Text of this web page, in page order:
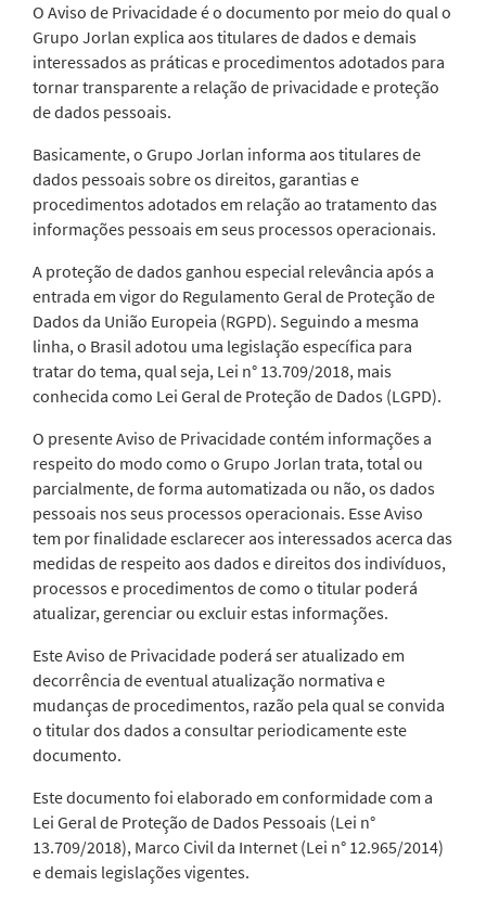
O Aviso de Privacidade é o documento por meio do qual o
Grupo Jorlan explica aos titulares de dados e demais
interessados as práticas e procedimentos adotados para
tornar transparente a relação de privacidade e proteção
de dados pessoais.
Basicamente, o Grupo Jorlan informa aos titulares de
dados pessoais sobre os direitos, garantias e
procedimentos adotados em relação ao tratamento das
informações pessoais em seus processos operacionais.
A proteção de dados ganhou especial relevância após a
entrada em vigor do Regulamento Geral de Proteção de
Dados da União Europeia (RGPD). Seguindo a mesma
linha, o Brasil adotou uma legislação específica para
tratar do tema, qual seja, Lei n° 13.709/2018, mais
conhecida como Lei Geral de Proteção de Dados (LGPD).
O presente Aviso de Privacidade contém informações a
respeito do modo como o Grupo Jorlan trata, total ou
parcialmente, de forma automatizada ou não, os dados
pessoais nos seus processos operacionais. Esse Aviso
tem por finalidade esclarecer aos interessados acerca das
medidas de respeito aos dados e direitos dos indivíduos,
processos e procedimentos de como o titular poderá
atualizar, gerenciar ou excluir estas informações.
Este Aviso de Privacidade poderá ser atualizado em
decorrência de eventual atualização normativa e
mudanças de procedimentos, razão pela qual se convida
o titular dos dados a consultar periodicamente este
documento.
Este documento foi elaborado em conformidade com a
Lei Geral de Proteção de Dados Pessoais (Lei n°
13.709/2018), Marco Civil da Internet (Lei n° 12.965/2014)
e demais legislações vigentes.